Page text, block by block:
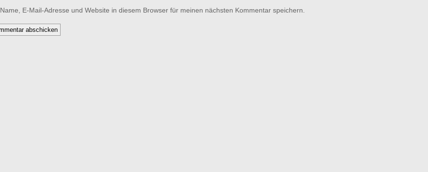
Name, E-Mail-Adresse und Website in diesem Browser für meinen nächsten Kommentar speichern.